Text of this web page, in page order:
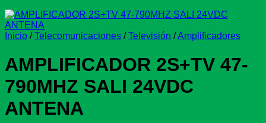
Inicio / Telecomunicaciones / Televisión /Amplificadores
AMPLIFICADOR 2S+TV 47-
790MHZ SALI 24VDC
ANTENA